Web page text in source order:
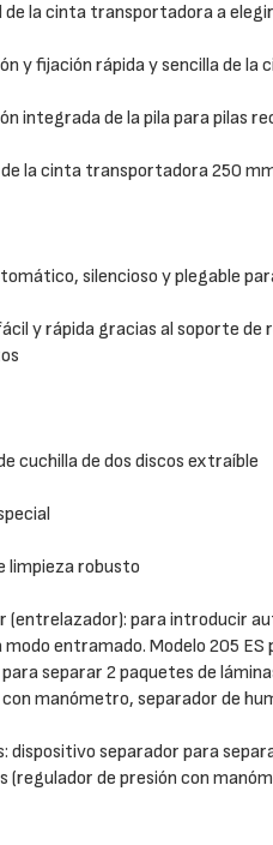
la cinta transportadora a
y fijación rápida y sencilla de
integrada de la pila para pilas
la cinta transportadora 250
silencioso y plegable
y rápida gracias al soporte
cuchilla de dos discos extraíble
limpieza robusto
(entrelazador): para introducir
modo entramado. Modelo 205
separar 2 paquetes de
manómetro, separador de
dispositivo separador para
(regulador de presión con